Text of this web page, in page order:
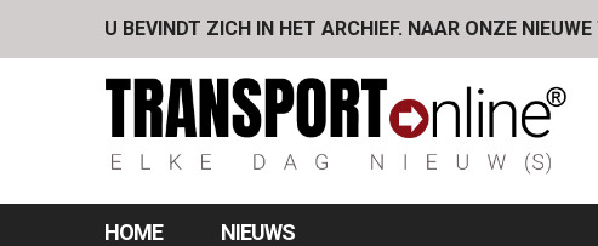
U BEVINDT ZICH IN HET ARCHIEF. NAAR ONZE NIEUWE
HOME NIEUWS